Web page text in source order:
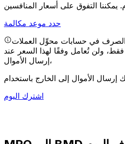
حدد موعد مكالمة
في حسابات محوِّل العملات
فقط، ولن تُعامل وفقًا لهذا السعر عند
إرسال الأموال،
اشترك اليوم